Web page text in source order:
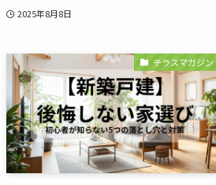
2025年8月8日
テラスマガジン